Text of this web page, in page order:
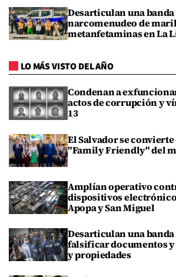
Desarticulan una banda
narcomenudeo de
metanfetaminas en La
LO MÁS VISTO DEL AÑO
Condenan a
actos de corrupción y
13
El Salvador se
"Family Friendly" del
Amplían operativo
dispositivos
Apopa y San Miguel
Desarticulan una banda
falsificar documentos
y propiedades